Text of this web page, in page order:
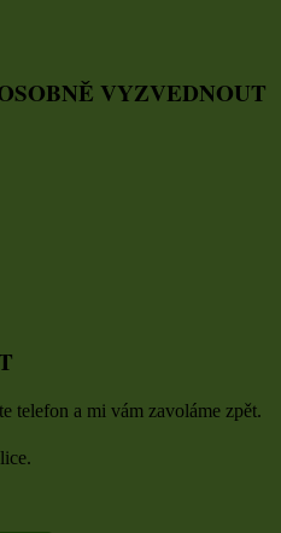
VYZVEDNOUT
telefon a mi vám zavoláme zpět.